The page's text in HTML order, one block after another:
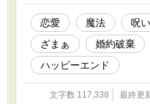
恋愛 魔法 呪い
ざまぁ
婚約破棄
ハッピーエンド
文字数 117,338 最終更